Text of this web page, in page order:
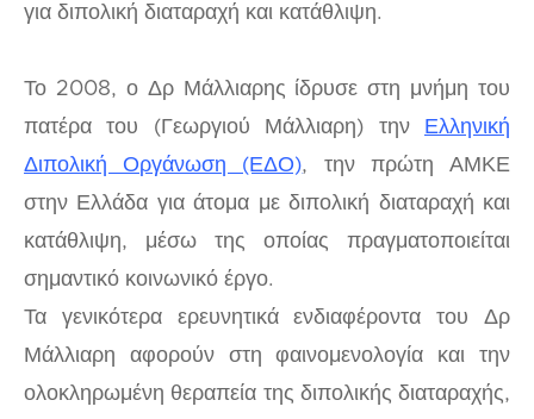
για διπολική διαταραχή και κατάθλιψη.
Το 2008, ο Δρ Μάλλιαρης ίδρυσε στη μνήμη του
πατέρα του (Γεωργιού Μάλλιαρη) την
Ελληνική
Διπολική Οργάνωση (ΕΔΟ), την πρώτη ΑΜΚΕ
στην Ελλάδα για άτομα με διπολική διαταραχή και
κατάθλιψη, μέσω της οποίας πραγματοποιείται
σημαντικό κοινωνικό έργο.
Τα γενικότερα ερευνητικά ενδιαφέροντα του Δρ
Μάλλιαρη αφορούν στη φαινομενολογία και την
ολοκληρωμένη θεραπεία της διπολικής διαταραχής,